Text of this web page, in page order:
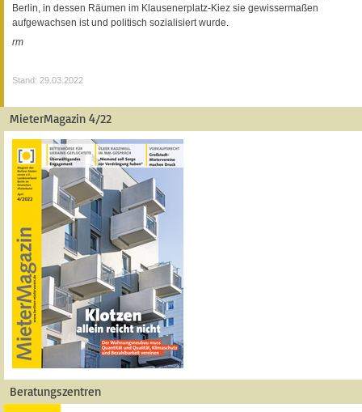
Berlin, in dessen Räumen im Klausenerplatz-Kiez sie gewissermaßen
aufgewachsen ist und politisch sozialisiert wurde.
rm
Stand: 29.03.2022
MieterMagazin 4/22
Beratungszentren